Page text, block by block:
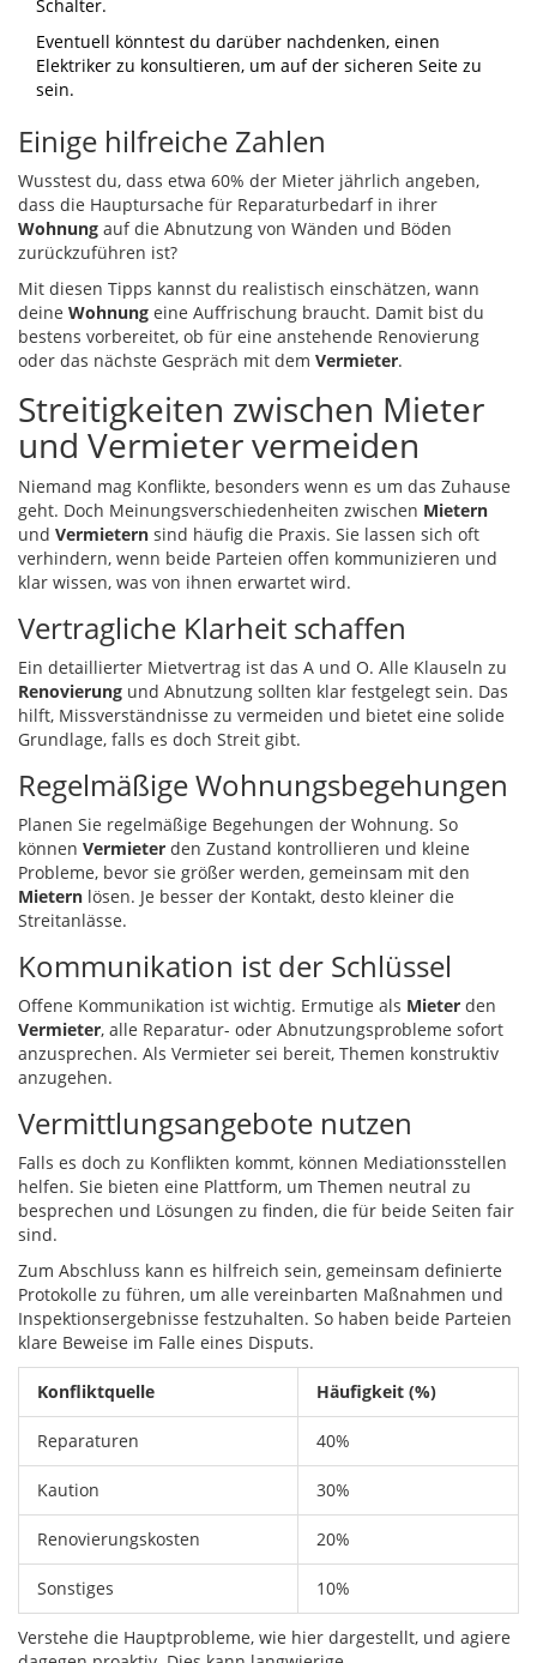
Schalter.
Eventuell könntest du darüber nachdenken, einen
Elektriker zu konsultieren, um auf der sicheren Seite zu
sein.
Einige hilfreiche Zahlen
Wusstest du, dass etwa 60% der Mieter jährlich angeben,
dass die Hauptursache für Reparaturbedarf in ihrer
Wohnung auf die Abnutzung von Wänden und Böden
zurückzuführen ist?
Mit diesen Tipps kannst du realistisch einschätzen, wann
deine Wohnung eine Auffrischung braucht. Damit bist du
bestens vorbereitet, ob für eine anstehende Renovierung
oder das nächste Gespräch mit dem Vermieter.
Streitigkeiten zwischen Mieter
und Vermieter vermeiden
Niemand mag Konflikte, besonders wenn es um das Zuhause
geht. Doch Meinungsverschiedenheiten zwischen Mietern
und Vermietern sind häufig die Praxis. Sie lassen sich oft
verhindern, wenn beide Parteien offen kommunizieren und
klar wissen, was von ihnen erwartet wird.
Vertragliche Klarheit schaffen
Ein detaillierter Mietvertrag ist das A und O. Alle Klauseln zu
Renovierung und Abnutzung sollten klar festgelegt sein. Das
hilft, Missverständnisse zu vermeiden und bietet eine solide
Grundlage, falls es doch Streit gibt.
Regelmäßige Wohnungsbegehungen
Planen Sie regelmäßige Begehungen der Wohnung. So
können Vermieter den Zustand kontrollieren und kleine
Probleme, bevor sie größer werden, gemeinsam mit den
Mietern lösen. Je besser der Kontakt, desto kleiner die
Streitanlässe.
Kommunikation ist der Schlüssel
Offene Kommunikation ist wichtig. Ermutige als Mieter den
Vermieter, alle Reparatur- oder Abnutzungsprobleme sofort
anzusprechen. Als Vermieter sei bereit, Themen konstruktiv
anzugehen.
Vermittlungsangebote nutzen
Falls es doch zu Konflikten kommt, können Mediationsstellen
helfen. Sie bieten eine Plattform, um Themen neutral zu
besprechen und Lösungen zu finden, die für beide Seiten fair
sind.
Zum Abschluss kann es hilfreich sein, gemeinsam definierte
Protokolle zu führen, um alle vereinbarten Maßnahmen und
Inspektionsergebnisse festzuhalten. So haben beide Parteien
klare Beweise im Falle eines Disputs.
Konfliktquelle Häufigkeit (%)
Reparaturen 40%
Kaution 30%
Renovierungskosten 20%
Sonstiges 10%
Verstehe die Hauptprobleme, wie hier dargestellt, und agiere